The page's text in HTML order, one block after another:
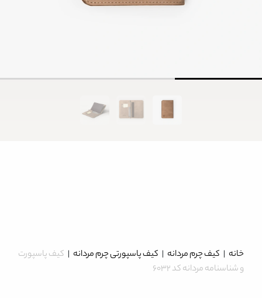
خانه | کیف چرم مردانه| کیف پاسپورتی چرم مردانه| کیف پاسپورت
و شناسنامه مردانه کد 6032